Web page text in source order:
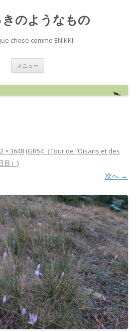
のようなもの
chose comme ENIKKI
メニュー
ン
へ
× 3648 (GR54（Tour de l’Oisans et des
） )
次へ →